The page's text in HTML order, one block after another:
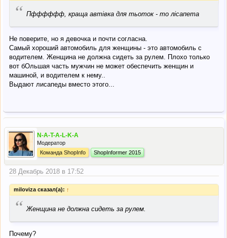
“ Пфффффф, краща автівка для тьоток - то лісапета
Не поверите, но я девочка и почти согласна.
Самый хороший автомобиль для женщины - это автомобиль с
водителем. Женщина не должна сидеть за рулем. Плохо только
вот бОльшая часть мужчин не может обеспечить женщин и
машиной, и водителем к нему..
Выдают лисапеды вместо этого...
N-A-T-A-L-K-A
Модератор
Команда ShopInfo
ShopInformer 2015
28 Декабрь 2018 в 17:52
miloviza сказал(а): ↑
“ Женщина не должна сидеть за рулем.
Почему?